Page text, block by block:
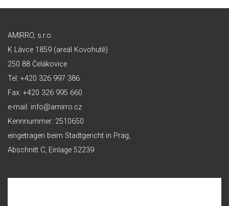
AMIRRO, s.r.o.
K Lávce 1859 (areál Kovohutě)
250 88 Čelákovice
Tel: +420 326 997 386
Fax: +420 326 995 660
e-mail: info@amirro.cz
Kennnummer: 2510650
eingetragen beim Stadtgericht in Prag,
Abschnitt C, Einlage 52239